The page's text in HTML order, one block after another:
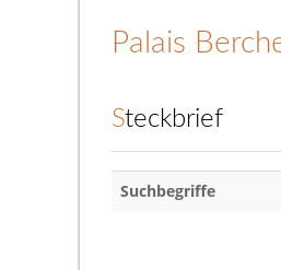
Palais
Steckbrief
Suchbegriffe